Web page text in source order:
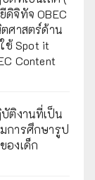
ดิจิทัจ OBEC
ศาสตร์ด้าน
ช้ Spot it
Content
ติงานที่เป็น
การศึกษารูป
องเด็ก